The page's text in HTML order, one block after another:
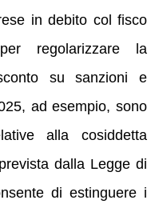
in debito col fisco
regolarizzare la
su sanzioni e
ad esempio, sono
alla cosiddetta
dalla Legge di
di estinguere i